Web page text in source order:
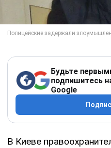
Будьте
подпишитесь
Google
В Киеве